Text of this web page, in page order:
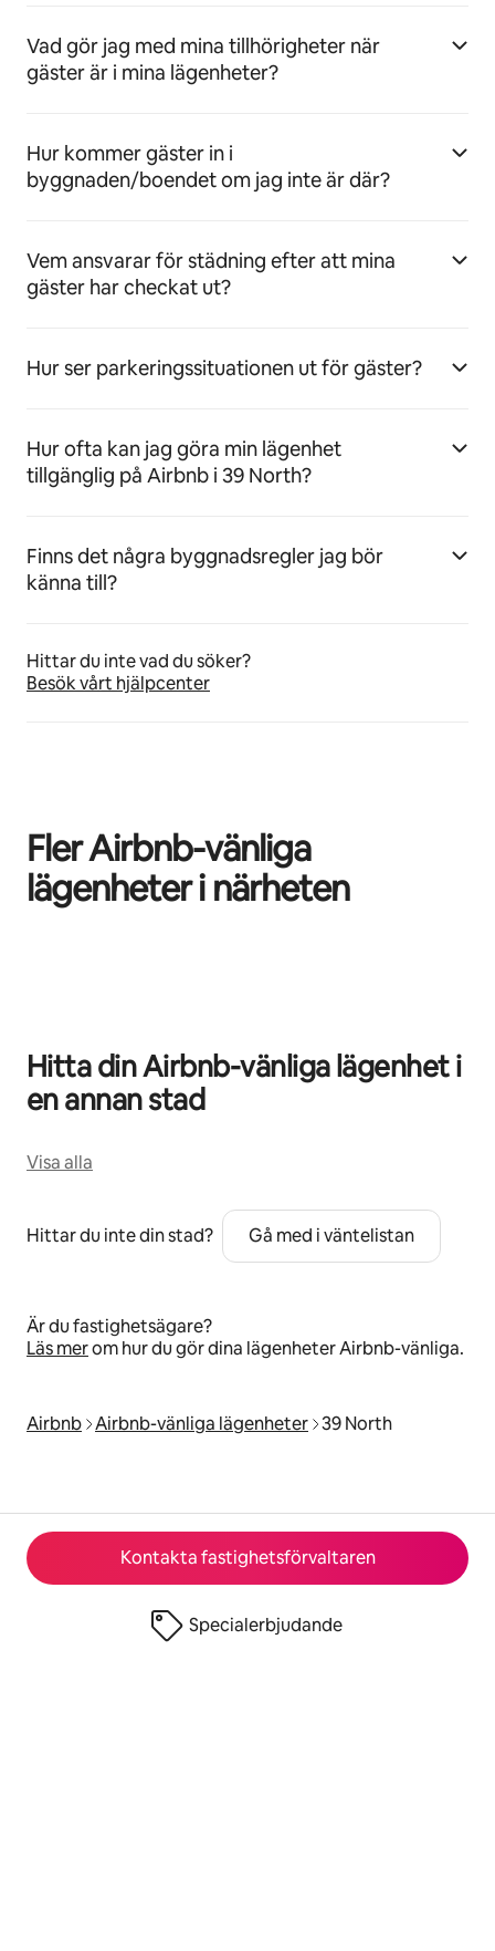
Kontakta fastighetsförvaltaren
Specialerbjudande
Vad gör jag med mina tillhörigheter när
gäster är i mina lägenheter?
Hur kommer gäster in i
byggnaden/boendet om jag inte är där?
Vem ansvarar för städning efter att mina
gäster har checkat ut?
Hur ser parkeringssituationen ut för gäster?
Hur ofta kan jag göra min lägenhet
tillgänglig på Airbnb i 39 North?
Finns det några byggnadsregler jag bör
känna till?
Hittar du inte vad du söker?
Besök vårt hjälpcenter
Fler Airbnb-vänliga
lägenheter i närheten
Hitta din Airbnb-vänliga lägenhet i
en annan stad
Visa alla
Hittar du inte din stad? Gå med i väntelistan
Är du fastighetsägare?
Läs merom hur du gör dina lägenheter Airbnb-vänliga.
Airbnb Airbnb-vänliga lägenheter 39 North